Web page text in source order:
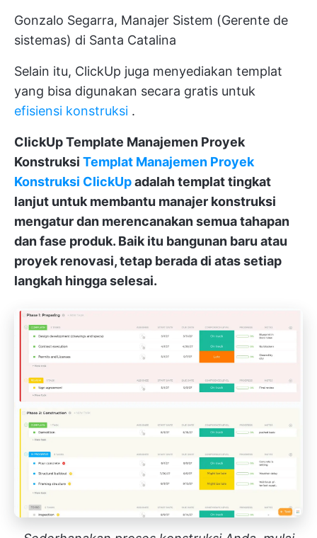
Gonzalo Segarra, Manajer Sistem (Gerente de
sistemas) di Santa Catalina
Selain itu, ClickUp juga menyediakan templat
yang bisa digunakan secara gratis untuk
efisiensi konstruksi .
ClickUp Template Manajemen Proyek
Konstruksi Templat Manajemen Proyek
Konstruksi ClickUpadalah templat tingkat
lanjut untuk membantu manajer konstruksi
mengatur dan merencanakan semua tahapan
dan fase produk. Baik itu bangunan baru atau
proyek renovasi, tetap berada di atas setiap
langkah hingga selesai.